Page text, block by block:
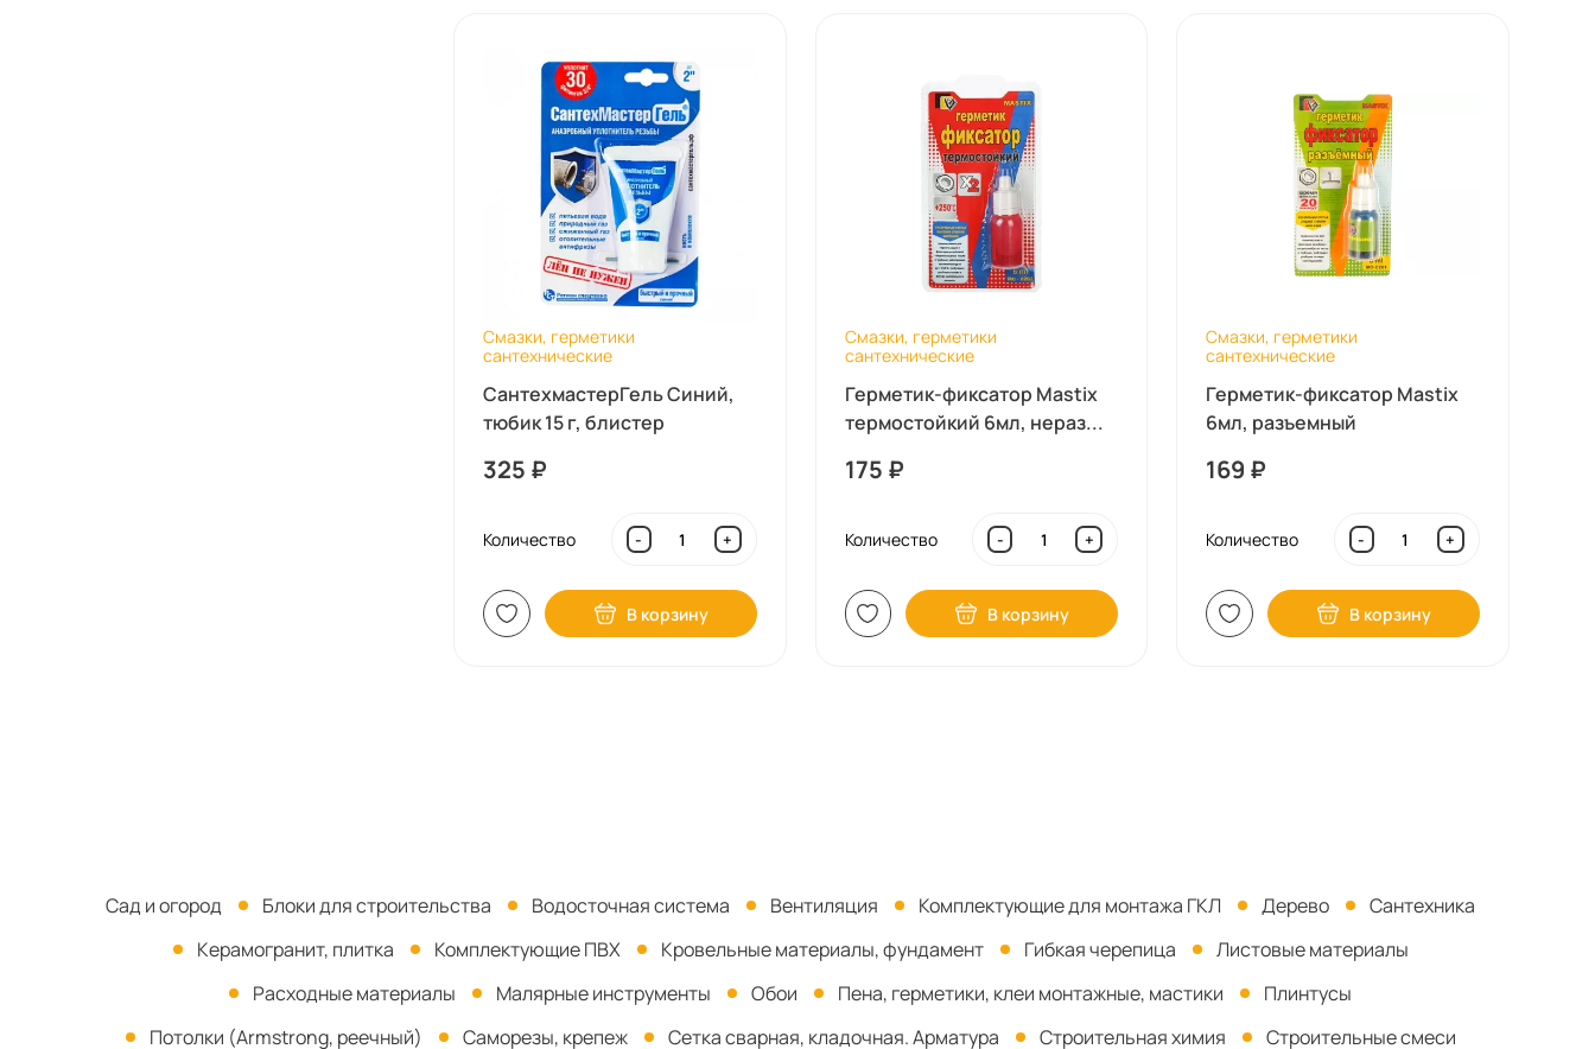
Смазки, герметики
сантехнические
СантехмастерГель Синий,
тюбик 15 г, блистер
325 ₽
Количество - +
В корзину
Смазки, герметики
сантехнические
Герметик-фиксатор Mastix
термостойкий 6мл, нераз...
175 ₽
Количество - +
В корзину
Смазки, герметики
сантехнические
Герметик-фиксатор Mastix
6мл, разъемный
169 ₽
Количество - +
В корзину
Сад и огород Блоки для строительства Водосточная система Вентиляция Комплектующие для монтажа ГКЛ Дерево
Сантехника
Керамогранит, плитка
Комплектующие ПВХ Кровельные материалы, фундамент Гибкая черепица
Листовые материалы
Расходные материалы
Малярные инструменты Обои Пена, герметики, клеи монтажные, мастики
Плинтусы
Потолки (Armstrong, реечный)
Саморезы, крепеж Сетка сварная, кладочная. Арматура Строительная химия Строительные смеси